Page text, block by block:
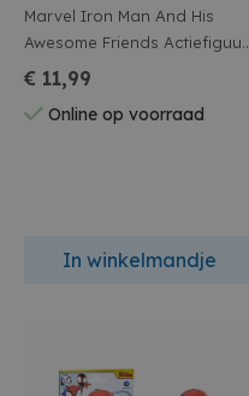
Marvel Iron Man And His
Awesome Friends Actiefiguur
Met Voertuig Assortiment
€ 11,99
Online op voorraad
In winkelmandje